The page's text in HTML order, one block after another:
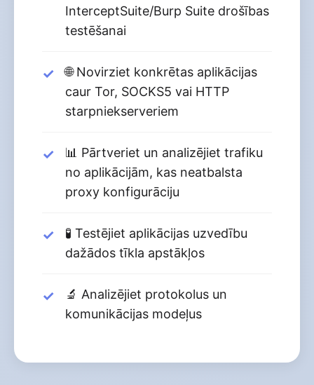
InterceptSuite/Burp Suite drošības
testēšanai
🌐 Novirziet konkrētas aplikācijas
caur Tor, SOCKS5 vai HTTP
starpniekserveriem
📊 Pārtveriet un analizējiet trafiku
no aplikācijām, kas neatbalsta
proxy konfigurāciju
🧪 Testējiet aplikācijas uzvedību
dažādos tīkla apstākļos
🔬 Analizējiet protokolus un
komunikācijas modeļus